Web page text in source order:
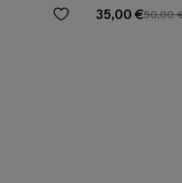
35,00 €50,00